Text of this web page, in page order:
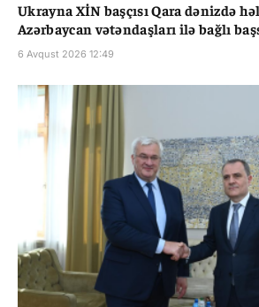
Ukrayna XİN başçısı Qara dənizdə
Azərbaycan vətəndaşları ilə bağlı
6 Avqust 2026 12:49